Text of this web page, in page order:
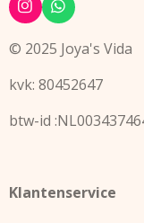
I
n
s
t
g
m
W
h
a
t
A
p
© 2025 Joya's Vida
kvk: 80452647
btw-id
Klantenservice